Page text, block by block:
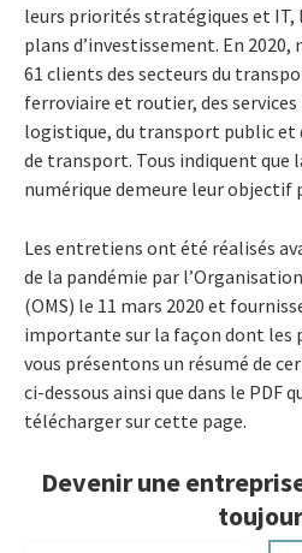
leurs priorités stratégiques et IT,
plans d’investissement. En 2020,
61 clients des secteurs du
ferroviaire et routier, des
logistique, du transport public
de transport. Tous indiquent
numérique demeure leur objectif
Les entretiens ont été réalisés
de la pandémie par
(OMS) le 11 mars 2020 et
importante sur la façon dont les
vous présentons un résumé de
ci-dessous ainsi que dans le PDF
télécharger sur cette page.
Devenir une